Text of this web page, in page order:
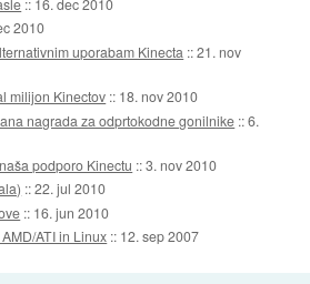
2010
uporabam Kinecta ::21. nov
milijon Kinectov :: 18. nov 2010
nagrada za odprtokodne gonilnike ::6.
podporo Kinectu ::3. nov 2010
::22. jul 2010
:: 16. jun 2010
ATI in Linux :: 12. sep 2007